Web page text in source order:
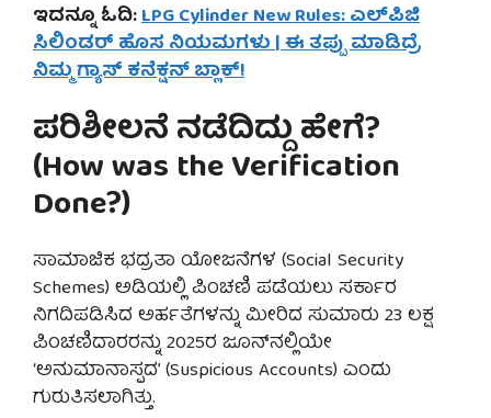
ಇದನ್ನೂ ಓದಿ:LPG Cylinder New Rules: ಎಲ್‌ಪಿಜಿ
ಸಿಲಿಂಡರ್ ಹೊಸ ನಿಯಮಗಳು | ಈ ತಪ್ಪು ಮಾಡಿದ್ರೆ
ನಿಮ್ಮ ಗ್ಯಾಸ್ ಕನೆಕ್ಷನ್ ಬ್ಲಾಕ್!
ಪರಿಶೀಲನೆ ನಡೆದಿದ್ದು ಹೇಗೆ?
(How was the Verification
Done?)
ಸಾಮಾಜಿಕ ಭದ್ರತಾ ಯೋಜನೆಗಳ (Social Security
Schemes) ಅಡಿಯಲ್ಲಿ ಪಿಂಚಣಿ ಪಡೆಯಲು ಸರ್ಕಾರ
ನಿಗದಿಪಡಿಸಿದ ಅರ್ಹತೆಗಳನ್ನು ಮೀರಿದ ಸುಮಾರು 23 ಲಕ್ಷ
ಪಿಂಚಣಿದಾರರನ್ನು 2025ರ ಜೂನ್‌ನಲ್ಲಿಯೇ
‘ಅನುಮಾನಾಸ್ಪದ’ (Suspicious Accounts) ಎಂದು
ಗುರುತಿಸಲಾಗಿತ್ತು.